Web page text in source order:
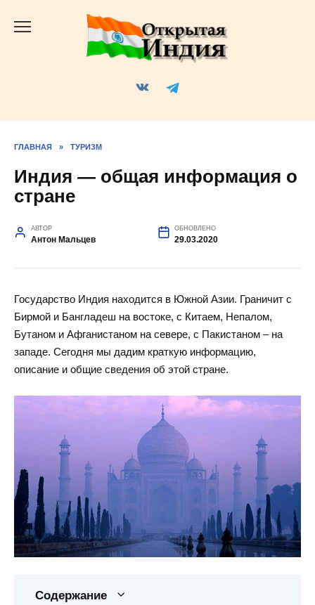
ГЛАВНАЯ » ТУРИЗМ
Индия — общая информация о
стране
АВТОР
Антон Мальцев
ОБНОВЛЕНО
29.03.2020
Государство Индия находится в Южной Азии. Граничит с
Бирмой и Бангладеш на востоке, с Китаем, Непалом,
Бутаном и Афганистаном на севере, с Пакистаном – на
западе. Сегодня мы дадим краткую информацию,
описание и общие сведения об этой стране.
Содержание